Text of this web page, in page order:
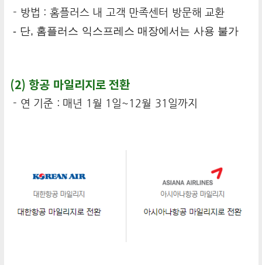
- 방법 : 홈플러스 내 고객 만족센터 방문해 교환
- 단, 홈플러스 익스프레스 매장에서는 사용 불가
(2) 항공 마일리지로 전환
- 연 기준 : 매년 1월 1일~12월 31일까지